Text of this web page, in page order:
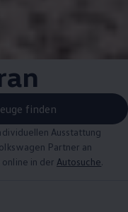
finden
Ausstattung
Partner an
in der Autosuche